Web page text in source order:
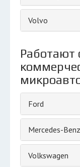
Volvo
Работают
Ford
Mercedes-Benz
Volkswagen